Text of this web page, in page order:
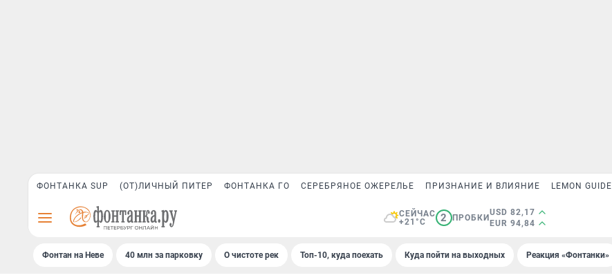
ФОНТАНКА SUP (ОТ)ЛИЧНЫЙ ПИТЕР ФОНТАНКА ГО СЕРЕБРЯНОЕ ОЖЕРЕЛЬЕ ПРИЗНАНИЕ И ВЛИЯНИЕ LEMON GUIDE
СЕЙЧАС
+21°C
2 ПРОБКИ
USD 82,17
EUR 94,84
Фонтан на Неве 40 млн за парковку О чистоте рек Топ-10, куда поехать Куда пойти на выходных Реакция «Фонтанки»